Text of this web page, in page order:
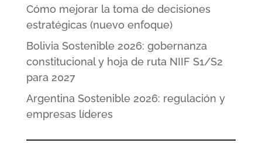
Cómo mejorar la toma de decisiones
estratégicas (nuevo enfoque)
Bolivia Sostenible 2026: gobernanza
constitucional y hoja de ruta NIIF S1/S2
para 2027
Argentina Sostenible 2026: regulación y
empresas líderes